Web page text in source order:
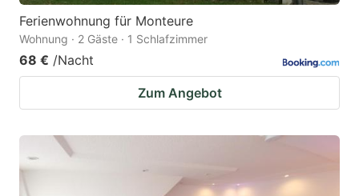
Ferienwohnung für Monteure
Wohnung · 2 Gäste · 1 Schlafzimmer
68 € /Nacht
Zum Angebot